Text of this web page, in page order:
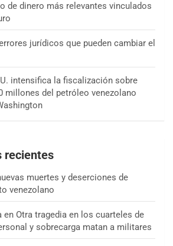
de dinero más relevantes vinculados
jurídicos que pueden cambiar el
intensifica la fiscalización sobre
millones del petróleo venezolano
recientes
muertes y deserciones de
venezolano
en Otra tragedia en los cuarteles de
y sobrecarga matan a militares